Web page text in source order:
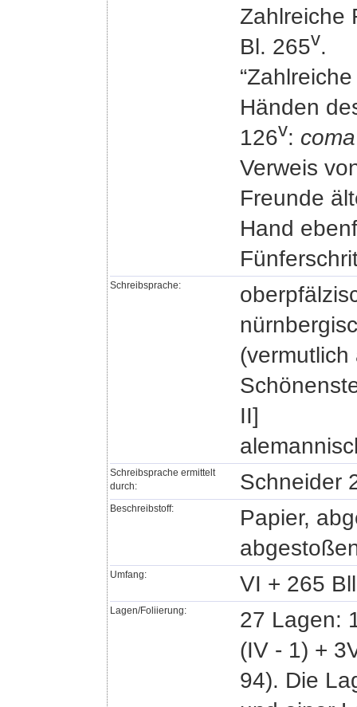
Zahlreiche
Bl. 265v.
Händen
126v:
Verweis
Freunde
Hand
Schreibsprache:
II]
Schreibsprache ermittelt
durch:
Schneider
Beschreibstoff:
Papier,
Umfang: VI + 265
Lagen/Foliierung:
27 Lagen:
(IV - 1) +
94). Die